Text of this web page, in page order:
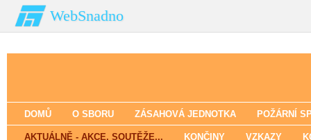
WebSnadno
DOMŮ O SBORU ZÁSAHOVÁ JEDNOTKA POŽÁRNÍ
AKTUÁLNĚ - AKCE‚ SOUTĚŽE‚.. KONČINY VZKAZY